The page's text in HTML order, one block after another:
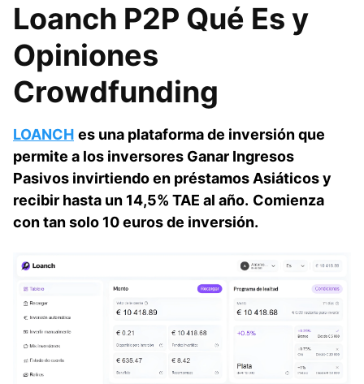
Loanch P2P Qué Es y
Opiniones
Crowdfunding
LOANCH es una plataforma de inversión que
permite a los inversores Ganar Ingresos
Pasivos invirtiendo en préstamos Asiáticos y
recibir hasta un 14,5% TAE al año. Comienza
con tan solo 10 euros de inversión.